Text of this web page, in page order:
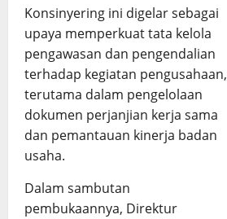
Konsinyering ini digelar sebagai
upaya memperkuat tata kelola
pengawasan dan pengendalian
terhadap kegiatan pengusahaan,
terutama dalam pengelolaan
dokumen perjanjian kerja sama
dan pemantauan kinerja badan
usaha.
Dalam sambutan
pembukaannya, Direktur